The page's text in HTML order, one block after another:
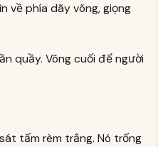
về phía dãy võng, giọng
quầy. Võng cuối để người
tấm rèm trắng. Nó trống